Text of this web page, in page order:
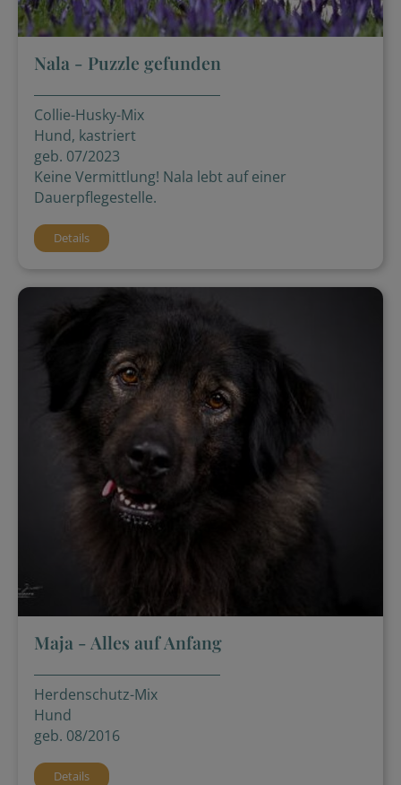
Nala - Puzzle gefunden
Collie-Husky-Mix
Hund, kastriert
geb. 07/2023
Keine Vermittlung! Nala lebt auf einer
Dauerpflegestelle.
Details
Maja - Alles auf Anfang
Herdenschutz-Mix
Hund
geb. 08/2016
Details